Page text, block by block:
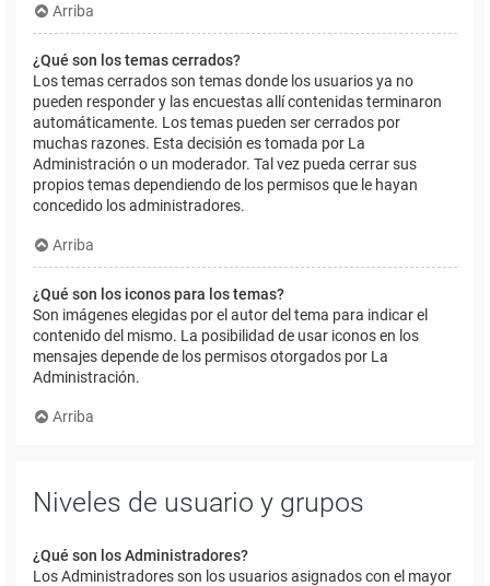
Arriba
¿Qué son los temas cerrados?
Los temas cerrados son temas donde los usuarios ya no
pueden responder y las encuestas allí contenidas terminaron
automáticamente. Los temas pueden ser cerrados por
muchas razones. Esta decisión es tomada por La
Administración o un moderador. Tal vez pueda cerrar sus
propios temas dependiendo de los permisos que le hayan
concedido los administradores.
Arriba
¿Qué son los iconos para los temas?
Son imágenes elegidas por el autor del tema para indicar el
contenido del mismo. La posibilidad de usar iconos en los
mensajes depende de los permisos otorgados por La
Administración.
Arriba
Niveles de usuario y grupos
¿Qué son los Administradores?
Los Administradores son los usuarios asignados con el mayor